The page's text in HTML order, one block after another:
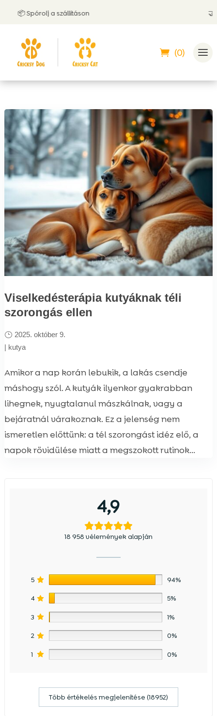
📦 Spórolj a szállításon 🤝
(0)
Viselkedésterápia kutyáknak téli
szorongás ellen
2025. október 9.
| kutya
Amikor a nap korán lebukik, a lakás csendje
máshogy szól. A kutyák ilyenkor gyakrabban
lihegnek, nyugtalanul mászkálnak, vagy a
bejáratnál várakoznak. Ez a jelenség nem
ismeretlen előttünk: a tél szorongást idéz elő, a
napok rövidülése miatt a megszokott rutinok...
4,9
18 958 vélemények alapján
5 94%
4 5%
3 1%
2 0%
1 0%
Több értékelés megjelenítése (18952)